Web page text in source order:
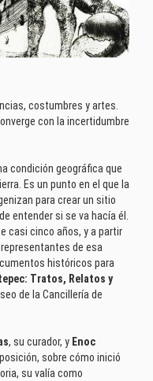
costumbres y artes.
con la incertidumbre
condición geográfica que
Es un punto en el que la
para crear un sitio
entender si se va hacía él.
casi cinco años, y a partir
de esa
históricos para
Tratos, Relatos y
de la Cancillería de
, su curador, y Enoc
sobre cómo inició
su valía como